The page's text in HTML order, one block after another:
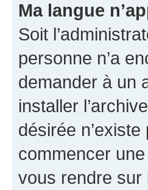
Ma langue
Soit
personne n’a
demander à un
installer
désirée
commencer
vous rendre sur